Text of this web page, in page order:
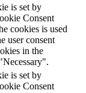
is set by
Consent
cookies is used
user consent
in the
is set by
Consent